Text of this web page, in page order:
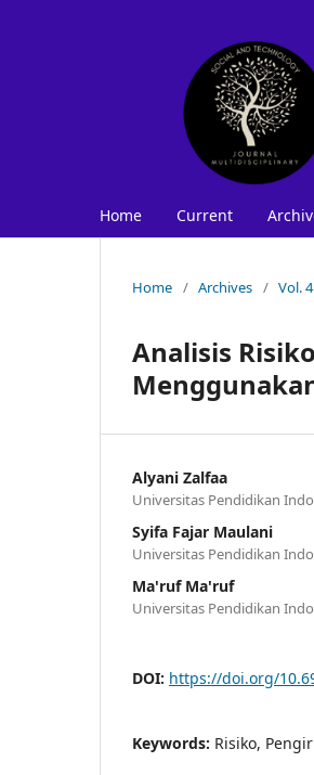
Home Current
Home / Archives / Vol.
Analisis
Alyani Zalfaa
Universitas Pendidikan
Syifa Fajar Maulani
Universitas Pendidikan
Ma'ruf Ma'ruf
Universitas Pendidikan
DOI: https://doi.org/
Keywords: Risiko,